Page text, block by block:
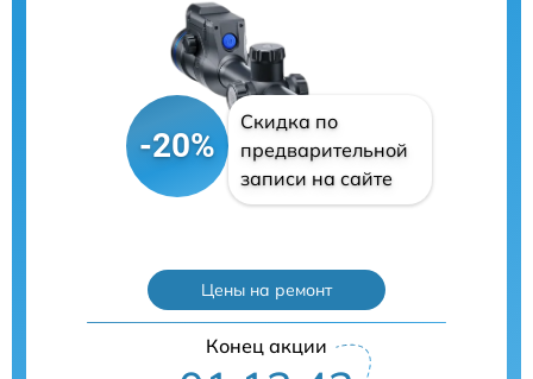
-20%
Скидка по
предварительной
записи на сайте
Цены на ремонт
Конец акции